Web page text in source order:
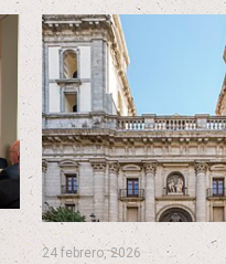
24 febrero, 2026